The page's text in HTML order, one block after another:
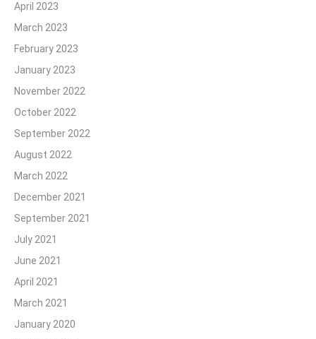
April 2023
March 2023
February 2023
January 2023
November 2022
October 2022
September 2022
August 2022
March 2022
December 2021
September 2021
July 2021
June 2021
April 2021
March 2021
January 2020